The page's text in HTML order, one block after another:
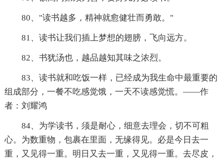
80、"读书越多，精神就愈健壮而勇敢。"
81、读书让我们插上梦想的翅膀，飞向远方。
82、书犹汤也，越品越知其味之浓烈。
83、读书就和吃饭一样，已经成为我生命中最重要的
组成部分，一餐不吃感觉饿，一天不读感觉慌。——作
者：刘耀鸿
84、为学读书，须是耐心，细意去理会，切不可粗
心。为数重物，包裹在里面，无缘得见。必是今日去一
重，又见得一重。明日又去一重，又见得一重。去尽皮，